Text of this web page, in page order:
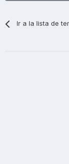
Ir a la lista de